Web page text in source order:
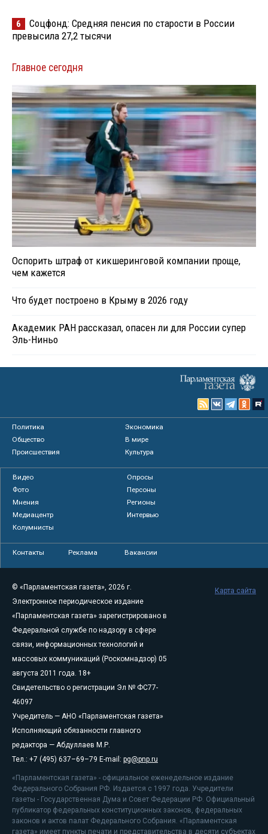
6
Соцфонд: Средняя пенсия по старости в России
превысила 27,2 тысячи
Главное сегодня
Оспорить штраф от кикшеринговой компании проще,
чем кажется
Что будет построено в Крыму в 2026 году
Академик РАН рассказал, опасен ли для России супер
Эль-Ниньо
Политика
Экономика
Общество
В мире
Происшествия
Культура
Видео
Опросы
Фото
Персоны
Мнения
Регионы
Медиацентр
Интервью
Колумнисты
Контакты Реклама Вакансии
© «Парламентская газета», 2026 г.
Электронное периодическое издание
«Парламентская газета» зарегистрировано в
Федеральной службе по надзору в сфере
связи, информационных технологий и
массовых коммуникаций (Роскомнадзор) 05
августа 2011 года. 18+
Свидетельство о регистрации Эл № ФС77-
46097
Учредитель — АНО «Парламентская газета»
Исполняющий обязанности главного
редактора — Абдуллаев М.Р.
Тел.: +7 (495) 637–69–79 E-mail: pg@pnp.ru
«Парламентская газета» - официальное еженедельное издание
Федерального Собрания РФ. Издается с 1997 года. Учредители
газеты - Государственная Дума и Совет Федерации РФ. Официальный
публикатор федеральных конституционных законов, федеральных
законов и актов палат Федерального Собрания. «Парламентская
газета» имеет пункты печати и представительства в десяти субъектах
Карта сайта